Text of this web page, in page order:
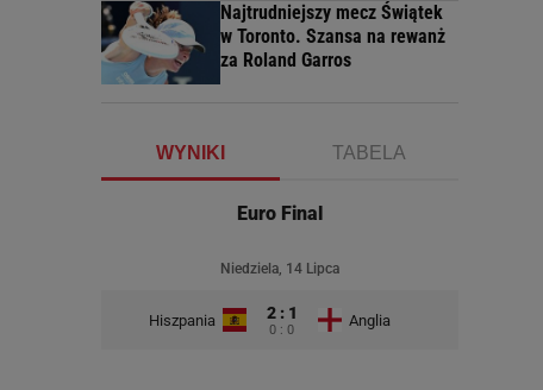
Najtrudniejszy mecz Świątek
w Toronto. Szansa na rewanż
za Roland Garros
WYNIKI TABELA
Euro Final
Niedziela, 14 Lipca
Hiszpania 2 : 1
0 : 0
Anglia